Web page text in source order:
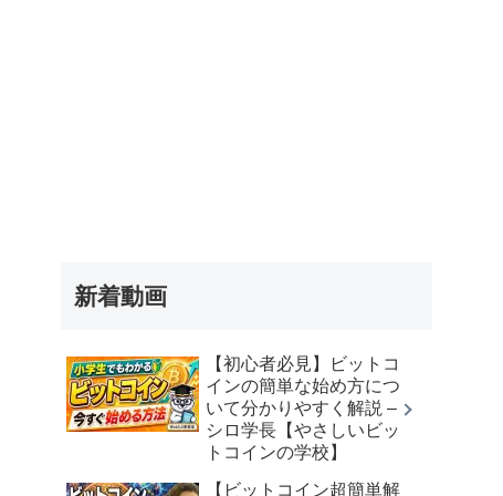
新着動画
【初心者必見】ビットコ
インの簡単な始め方につ
いて分かりやすく解説 –
シロ学長【やさしいビッ
トコインの学校】
【ビットコイン超簡単解